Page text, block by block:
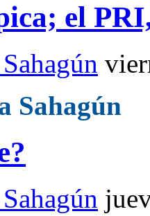
el
Sahagún